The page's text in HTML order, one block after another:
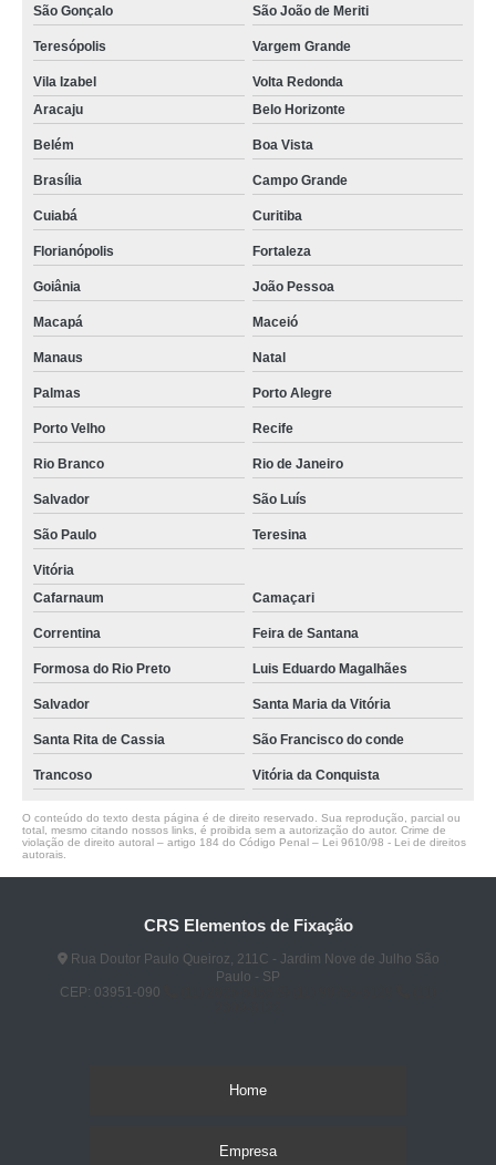
São Gonçalo São João de Meriti
Teresópolis Vargem Grande
Vila Izabel
Volta Redonda
Aracaju
Belo Horizonte
Belém Boa Vista
Brasília Campo Grande
Cuiabá Curitiba
Florianópolis Fortaleza
Goiânia João Pessoa
Macapá Maceió
Manaus Natal
Palmas Porto Alegre
Porto Velho Recife
Rio Branco Rio de Janeiro
Salvador São Luís
São Paulo Teresina
Vitória
Cafarnaum
Camaçari
Correntina Feira de Santana
Formosa do Rio Preto Luis Eduardo Magalhães
Salvador Santa Maria da Vitória
Santa Rita de Cassia São Francisco do conde
Trancoso Vitória da Conquista
O conteúdo do texto desta página é de direito reservado. Sua reprodução, parcial ou
total, mesmo citando nossos links, é proibida sem a autorização do autor. Crime de
violação de direito autoral – artigo 184 do Código Penal – Lei 9610/98 - Lei de direitos
autorais
CRS Elementos de Fixação
Rua Doutor Paulo Queiroz, 211C - Jardim Nove de Julho São
Paulo - SP
CEP: 03951-090
Home
Empresa